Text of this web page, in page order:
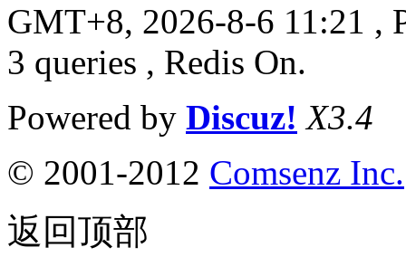
GMT+8, 2026-8-6 11:21 ,
3 queries , Redis On.
Powered by Discuz! X3.4
© 2001-2012 Comsenz Inc.
返回顶部